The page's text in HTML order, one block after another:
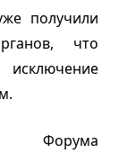
получили
что
Форума